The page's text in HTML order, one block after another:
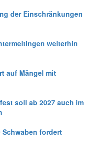
der Einschränkungen
weiterhin
auf Mängel mit
soll ab 2027 auch im
Schwaben fordert